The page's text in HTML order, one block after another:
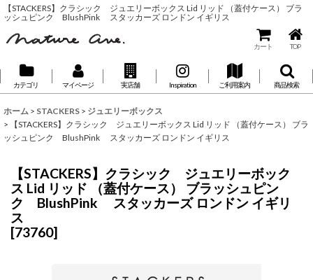
【STACKERS】クラシック ジュエリーボックス Lid リッド （蓋付ケース） ブラ
ッシュピンク BlushPink スタッカーズ ロンドン イギリス
カート TOP
カテゴリ マイページ 実店舗 Inspiration ご利用案内 商品検索
ホーム > STACKERS > ジュエリーボックス
>
【STACKERS】クラシック ジュエリーボックス Lid リッド （蓋付ケース） ブラ
ッシュピンク BlushPink スタッカーズ ロンドン イギリス
【STACKERS】クラシック ジュエリーボック
ス Lid リッド （蓋付ケース） ブラッシュピン
ク BlushPink スタッカーズ ロンドン イギリ
ス
[73760]